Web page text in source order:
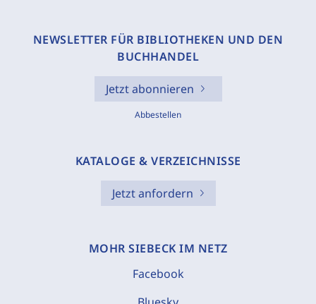
NEWSLETTER FÜR BIBLIOTHEKEN UND DEN
BUCHHANDEL
Jetzt abonnieren
Abbestellen
KATALOGE & VERZEICHNISSE
Jetzt anfordern
MOHR SIEBECK IM NETZ
Facebook